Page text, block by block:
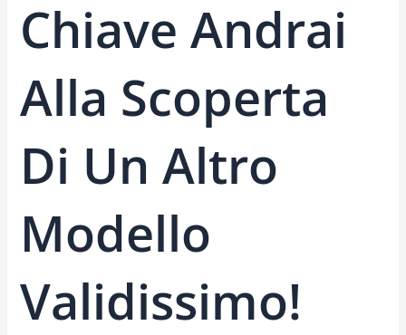
Chiave Andrai
Alla Scoperta
Di Un Altro
Modello
Validissimo!